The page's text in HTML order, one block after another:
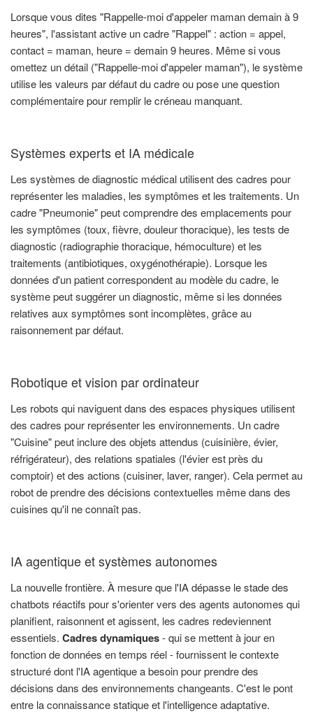
Lorsque vous dites "Rappelle-moi d'appeler maman demain à 9
heures", l'assistant active un cadre "Rappel" : action = appel,
contact = maman, heure = demain 9 heures. Même si vous
omettez un détail ("Rappelle-moi d'appeler maman"), le système
utilise les valeurs par défaut du cadre ou pose une question
complémentaire pour remplir le créneau manquant.
Systèmes experts et IA médicale
Les systèmes de diagnostic médical utilisent des cadres pour
représenter les maladies, les symptômes et les traitements. Un
cadre "Pneumonie" peut comprendre des emplacements pour
les symptômes (toux, fièvre, douleur thoracique), les tests de
diagnostic (radiographie thoracique, hémoculture) et les
traitements (antibiotiques, oxygénothérapie). Lorsque les
données d'un patient correspondent au modèle du cadre, le
système peut suggérer un diagnostic, même si les données
relatives aux symptômes sont incomplètes, grâce au
raisonnement par défaut.
Robotique et vision par ordinateur
Les robots qui naviguent dans des espaces physiques utilisent
des cadres pour représenter les environnements. Un cadre
"Cuisine" peut inclure des objets attendus (cuisinière, évier,
réfrigérateur), des relations spatiales (l'évier est près du
comptoir) et des actions (cuisiner, laver, ranger). Cela permet au
robot de prendre des décisions contextuelles même dans des
cuisines qu'il ne connaît pas.
IA agentique et systèmes autonomes
La nouvelle frontière. À mesure que l'IA dépasse le stade des
chatbots réactifs pour s'orienter vers des agents autonomes qui
planifient, raisonnent et agissent, les cadres redeviennent
essentiels. Cadres dynamiques- qui se mettent à jour en
fonction de données en temps réel - fournissent le contexte
structuré dont l'IA agentique a besoin pour prendre des
décisions dans des environnements changeants. C'est le pont
entre la connaissance statique et l'intelligence adaptative.